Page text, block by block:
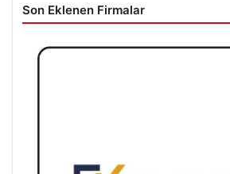
Son Eklenen Firmalar